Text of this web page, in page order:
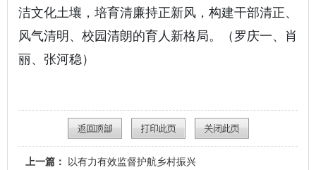
洁文化土壤，培育清廉持正新风，构建干部清正、
风气清明、校园清朗的育人新格局。（罗庆一、肖
丽、张河稳）
上一篇： 以有力有效监督护航乡村振兴